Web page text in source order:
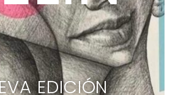
EDICIÓN
LIMITADA